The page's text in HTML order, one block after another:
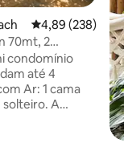
Évaluation
4,89 (238)
70mt, 2
condomínio
até 4
Ar: 1 cama
A